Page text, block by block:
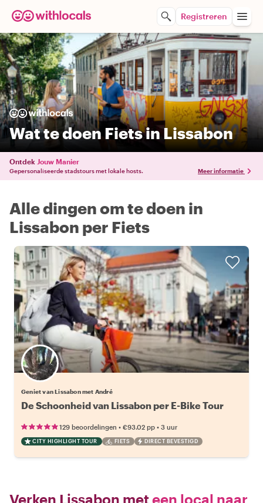
Registreren
Wat te doen Fiets in Lissabon
Ontdek Jouw Manier
Gepersonaliseerde stadstours met lokale hosts. Meer informatie
Alle dingen om te doen in
Lissabon per Fiets
Geniet van Lissabon met André
De Schoonheid van Lissabon per E-Bike Tour
129 beoordelingen • €93.02 pp • 3 uur
CITY HIGHLIGHT TOUR FIETS DIRECT BEVESTIGD
Verken Lissabon meteen local naar